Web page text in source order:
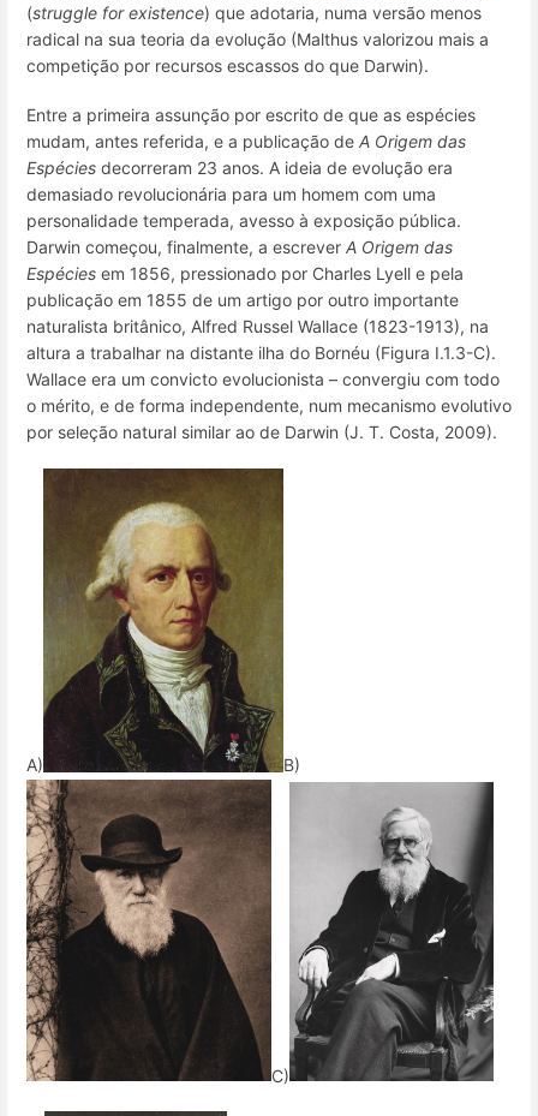
(struggle for existence) que adotaria, numa versão menos
radical na sua teoria da evolução (Malthus valorizou mais a
competição por recursos escassos do que Darwin).
Entre a primeira assunção por escrito de que as espécies
mudam, antes referida, e a publicação de A Origem das
Espécies decorreram 23 anos. A ideia de evolução era
demasiado revolucionária para um homem com uma
personalidade temperada, avesso à exposição pública.
Darwin começou, finalmente, a escrever A Origem das
Espécies em 1856, pressionado por Charles Lyell e pela
publicação em 1855 de um artigo por outro importante
naturalista britânico, Alfred Russel Wallace (1823-1913), na
altura a trabalhar na distante ilha do Bornéu (Figura I.1.3-C).
Wallace era um convicto evolucionista – convergiu com todo
o mérito, e de forma independente, num mecanismo evolutivo
por seleção natural similar ao de Darwin (J. T. Costa, 2009).
A) B)
C)